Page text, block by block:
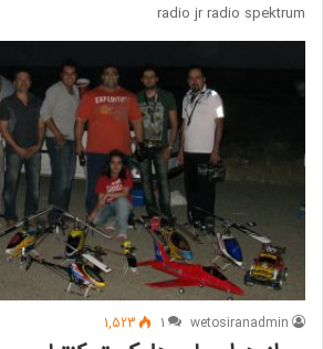
radio jr radio spektrum
wetosiranadmin
1
1,523